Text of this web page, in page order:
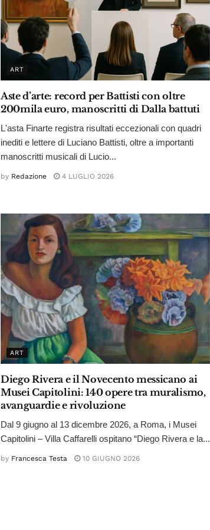
ART
Aste d’arte: record per Battisti con oltre
200mila euro, manoscritti di Dalla battuti
L'asta Finarte registra risultati eccezionali con quadri
inediti e lettere di Luciano Battisti, oltre a importanti
manoscritti musicali di Lucio...
by Redazione 4 LUGLIO 2026
ART
Diego Rivera e il Novecento messicano ai
Musei Capitolini: 140 opere tra muralismo,
avanguardie e rivoluzione
Dal 9 giugno al 13 dicembre 2026, a Roma, i Musei
Capitolini – Villa Caffarelli ospitano “Diego Rivera e la...
by Francesca Testa 10 GIUGNO 2026